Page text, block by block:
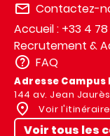
Contactez-
Accueil : +33 4
Recrutement &
FAQ
Adresse Campus
144 av. Jean
Voir l'itinéraire
Voir tous les